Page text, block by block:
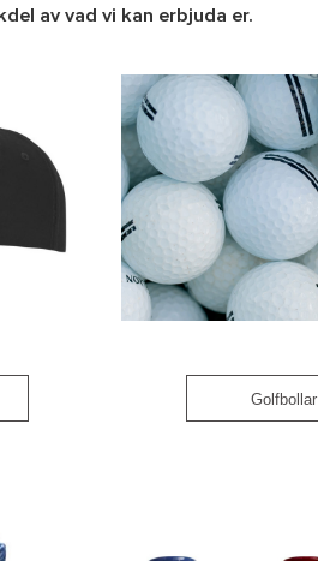
av vad vi kan erbjuda er.
Golfbollar